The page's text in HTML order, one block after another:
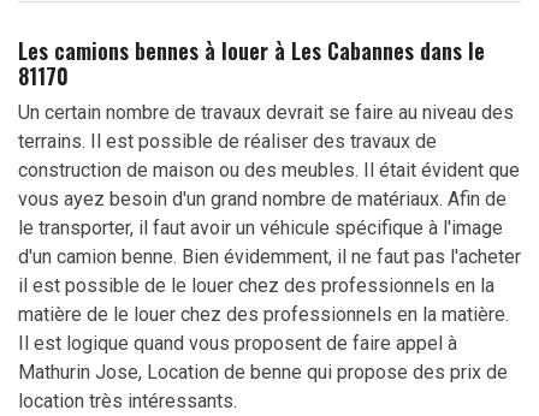
Les camions bennes à louer à Les Cabannes dans le
81170
Un certain nombre de travaux devrait se faire au niveau des
terrains. Il est possible de réaliser des travaux de
construction de maison ou des meubles. Il était évident que
vous ayez besoin d'un grand nombre de matériaux. Afin de
le transporter, il faut avoir un véhicule spécifique à l'image
d'un camion benne. Bien évidemment, il ne faut pas l'acheter
il est possible de le louer chez des professionnels en la
matière de le louer chez des professionnels en la matière.
Il est logique quand vous proposent de faire appel à
Mathurin Jose, Location de benne qui propose des prix de
location très intéressants.